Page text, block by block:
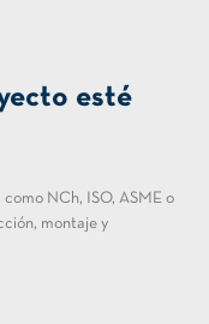
esté
NCh, ISO, ASME o
montaje y